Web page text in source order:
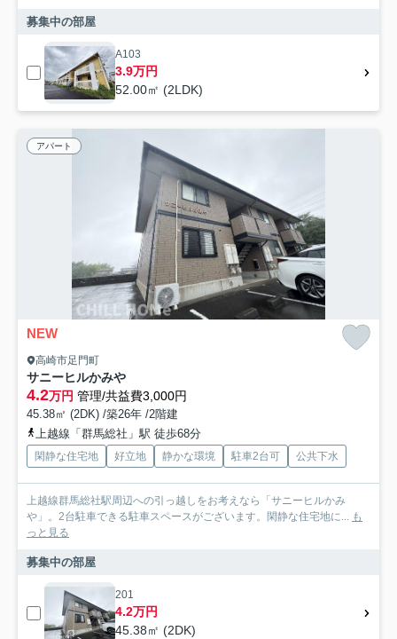
募集中の部屋
A103
3.9万円
52.00㎡ (2LDK)
アパート
NEW
高崎市足門町
サニーヒルかみや
4.2万円 管理/共益費3,000円
45.38㎡ (2DK) /築26年 /2階建
上越線「群馬総社」駅 徒歩68分
閑静な住宅地 好立地 静かな環境 駐車2台可 公共下水
上越線群馬総社駅周辺への引っ越しをお考えなら「サニーヒルかみ
や」。2台駐車できる駐車スペースがございます。閑静な住宅地に... も
っと見る
募集中の部屋
201
4.2万円
45.38㎡ (2DK)